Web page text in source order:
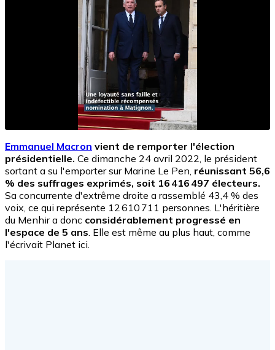
Emmanuel Macron vient de remporter l'élection
présidentielle. Ce dimanche 24 avril 2022, le président
sortant a su l'emporter sur Marine Le Pen, réunissant 56,6
% des suffrages exprimés, soit 16 416 497 électeurs.
Sa concurrente d'extrême droite a rassemblé 43,4 % des
voix, ce qui représente 12 610 711 personnes. L'héritière
du Menhir a donc considérablement progressé en
l'espace de 5 ans . Elle est même au plus haut, comme
l'écrivait Planet ici.